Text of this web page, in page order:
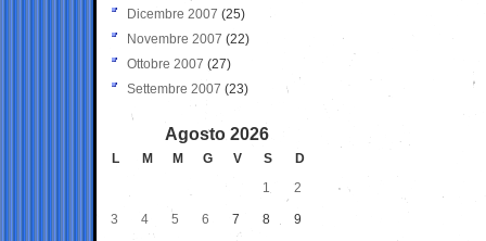
Dicembre 2007 (25)
Novembre 2007 (22)
Ottobre 2007 (27)
Settembre 2007 (23)
Agosto 2026
L M M G V S
D
1
2
3 4 5 6 7 8 9